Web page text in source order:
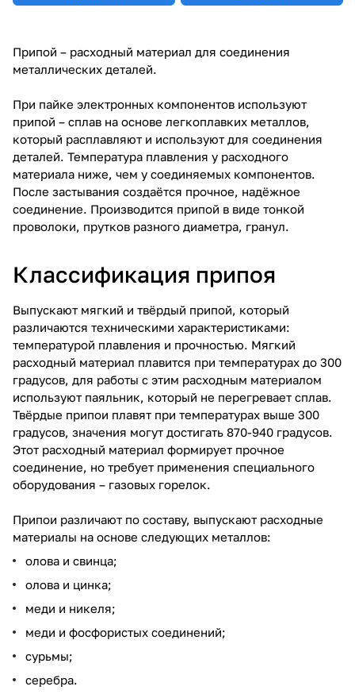
Припой – расходный материал для соединения
металлических деталей.
При пайке электронных компонентов используют
припой – сплав на основе легкоплавких металлов,
который расплавляют и используют для соединения
деталей. Температура плавления у расходного
материала ниже, чем у соединяемых компонентов.
После застывания создаётся прочное, надёжное
соединение. Производится припой в виде тонкой
проволоки, прутков разного диаметра, гранул.
Классификация припоя
Выпускают мягкий и твёрдый припой, который
различаются техническими характеристиками:
температурой плавления и прочностью. Мягкий
расходный материал плавится при температурах до 300
градусов, для работы с этим расходным материалом
используют паяльник, который не перегревает сплав.
Твёрдые припои плавят при температурах выше 300
градусов, значения могут достигать 870-940 градусов.
Этот расходный материал формирует прочное
соединение, но требует применения специального
оборудования – газовых горелок.
Припои различают по составу, выпускают расходные
материалы на основе следующих металлов:
олова и свинца;
олова и цинка;
меди и никеля;
меди и фосфористых соединений;
сурьмы;
серебра.